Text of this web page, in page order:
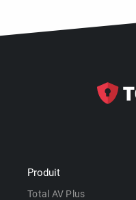
Produit
Total AV Plus